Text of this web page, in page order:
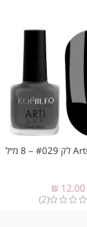
₪ 12.00
(2)